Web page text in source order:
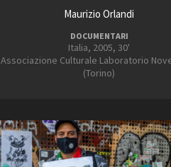
Maurizio Orlandi
DOCUMENTARI
Italia, 2005, 30'
Associazione Culturale Laboratorio
(Torino)